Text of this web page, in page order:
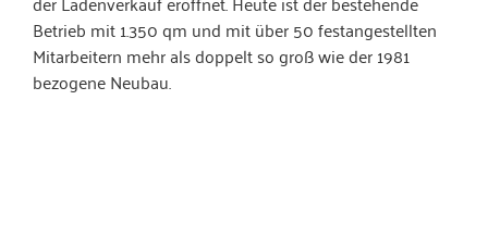
Betrieb mit 1.350 qm und mit über 50 festangestellten
Mitarbeitern mehr als doppelt so groß wie der 1981
bezogene Neubau.